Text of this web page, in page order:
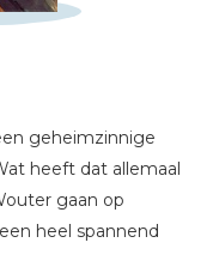
geheimzinnige
heeft dat allemaal
gaan op
heel spannend